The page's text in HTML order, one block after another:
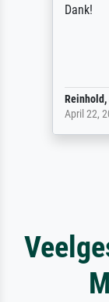
Dank!
Reinhold,
April 22,